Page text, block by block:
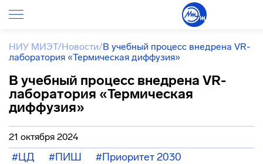
НИУ МИЭТ/Новости/В учебный процесс внедрена VR-
лаборатория «Термическая диффузия»
В учебный процесс внедрена VR-
лаборатория «Термическая
диффузия»
21 октября 2024
#ЦД #ПИШ #Приоритет 2030